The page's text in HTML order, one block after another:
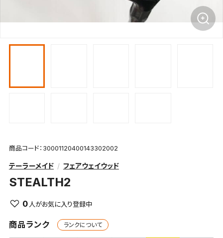
商品コード：30001120400143302002
テーラーメイド フェアウェイウッド
STEALTH2
0
商品ランク ランクについて